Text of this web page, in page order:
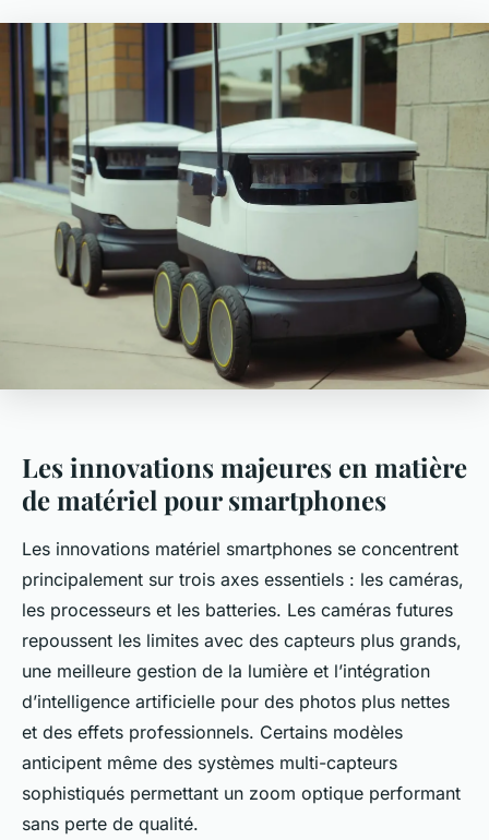
Les innovations majeures en matière
de matériel pour smartphones
Les innovations matériel smartphones se concentrent
principalement sur trois axes essentiels : les caméras,
les processeurs et les batteries. Les caméras futures
repoussent les limites avec des capteurs plus grands,
une meilleure gestion de la lumière et l’intégration
d’intelligence artificielle pour des photos plus nettes
et des effets professionnels. Certains modèles
anticipent même des systèmes multi-capteurs
sophistiqués permettant un zoom optique performant
sans perte de qualité.